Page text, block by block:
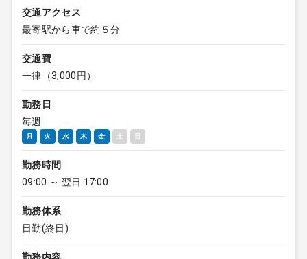
交通アクセス
最寄駅から車で約５分
交通費
一律（3,000円）
勤務日
毎週
月 火 水 木 金 土 日
勤務時間
09:00 ～ 翌日 17:00
勤務体系
日勤(終日)